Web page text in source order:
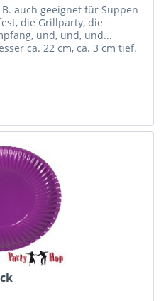
auch geeignet für Suppen
die Grillparty, die
und, und, und...
ca. 22 cm, ca. 3 cm tief.